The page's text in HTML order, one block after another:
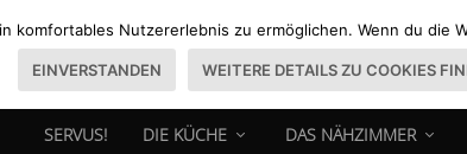
SERVUS! DIE KÜCHE DAS NÄHZIMMER
komfortables Nutzererlebnis zu ermöglichen. Wenn du
EINVERSTANDEN WEITERE DETAILS ZU COOKIES